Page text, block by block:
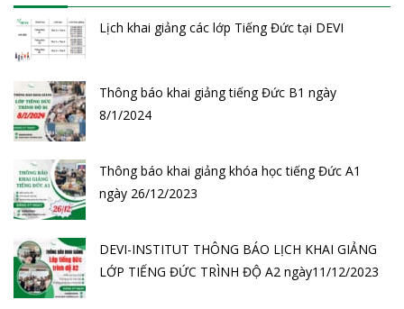
Lịch khai giảng các lớp Tiếng Đức tại DEVI
Thông báo khai giảng tiếng Đức B1 ngày
8/1/2024
Thông báo khai giảng khóa học tiếng Đức A1
ngày 26/12/2023
DEVI-INSTITUT THÔNG BÁO LỊCH KHAI GIẢNG
LỚP TIẾNG ĐỨC TRÌNH ĐỘ A2 ngày11/12/2023